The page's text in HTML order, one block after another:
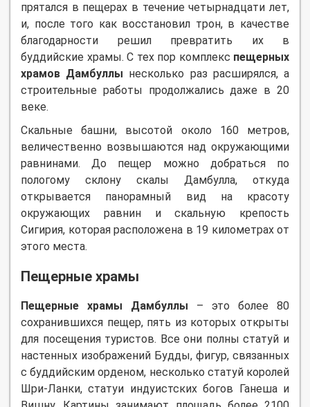
прятался в пещерах в течение четырнадцати лет,
и, после того как восстановил трон, в качестве
благодарности решил превратить их в
буддийские храмы. С тех пор комплекс пещерных
храмов Дамбуллы несколько раз расширялся, а
строительные работы продолжались даже в 20
веке.
Скальные башни, высотой около 160 метров,
величественно возвышаются над окружающими
равнинами. До пещер можно добраться по
пологому склону скалы Дамбулла, откуда
открывается панорамный вид на красоту
окружающих равнин и скальную крепость
Сигирия, которая расположена в 19 километрах от
этого места.
Пещерные храмы
Пещерные храмы Дамбуллы – это более 80
сохранившихся пещер, пять из которых открыты
для посещения туристов. Все они полны статуй и
настенных изображений Будды, фигур, связанных
с буддийским орденом, несколько статуй королей
Шри-Ланки, статуи индуистских богов Ганеша и